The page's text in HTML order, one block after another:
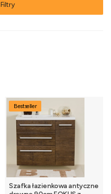
Filtry
Bestseller
Szafka łazienkowa antyczne